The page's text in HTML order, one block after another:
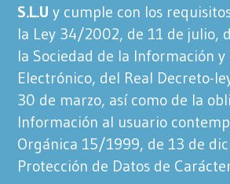
S.L.U y cumple con los
la Ley 34/2002, de 11 de julio,
la Sociedad de la Información
Electrónico, del Real Decreto-
30 de marzo, así como de la
Información al usuario
Orgánica 15/1999, de 13 de
Protección de Datos de